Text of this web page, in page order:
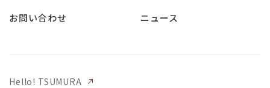
お問い合わせ ニュース
Hello! TSUMURA